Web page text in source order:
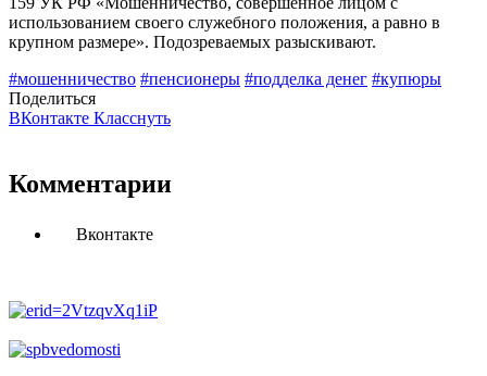
использованием своего служебного положения, а равно в
крупном размере». Подозреваемых разыскивают.
#мошенничество #пенсионеры #подделка денег #купюры
Поделиться
ВКонтакте Класснуть
Комментарии
Вконтакте